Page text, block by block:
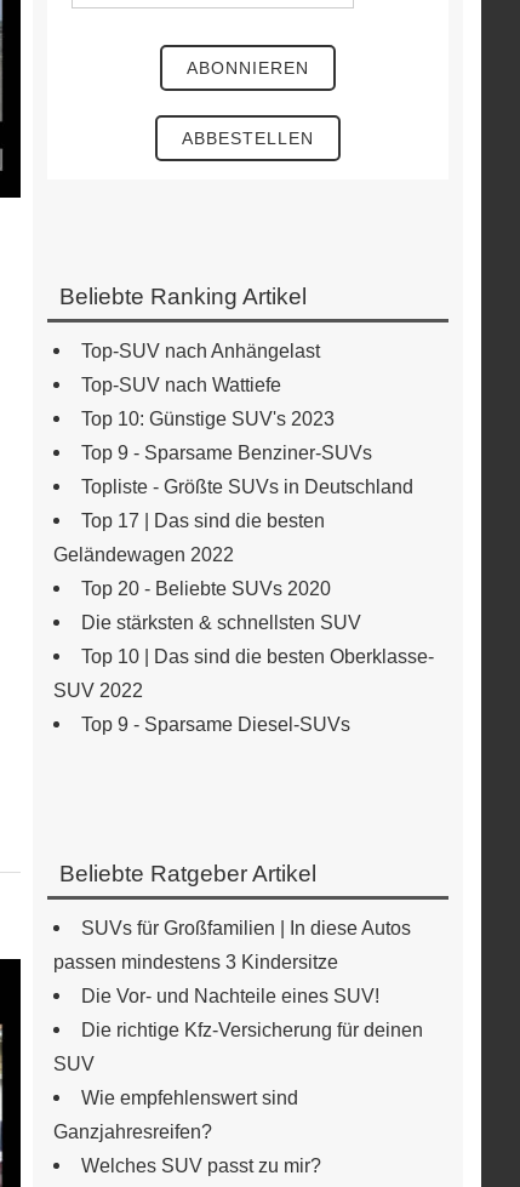
Beliebte Ranking Artikel
Top-SUV nach Anhängelast
Top-SUV nach Wattiefe
Top 10: Günstige SUV's 2023
Top 9 - Sparsame Benziner-SUVs
Topliste - Größte SUVs in Deutschland
Top 17 | Das sind die besten
Geländewagen 2022
Top 20 - Beliebte SUVs 2020
Die stärksten & schnellsten SUV
Top 10 | Das sind die besten Oberklasse-
SUV 2022
Top 9 - Sparsame Diesel-SUVs
Beliebte Ratgeber Artikel
SUVs für Großfamilien | In diese Autos
passen mindestens 3 Kindersitze
Die Vor- und Nachteile eines SUV!
Die richtige Kfz-Versicherung für deinen
SUV
Wie empfehlenswert sind
Ganzjahresreifen?
Welches SUV passt zu mir?